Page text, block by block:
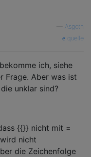
Asgoth
quelle
ich, siehe
Frage. Aber was ist
unklar sind?
{{}} nicht mit =
nicht
die Zeichenfolge